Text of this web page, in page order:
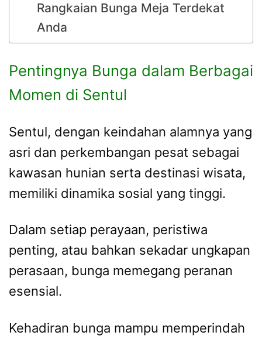
Rangkaian Bunga Meja Terdekat
Anda
Pentingnya Bunga dalam Berbagai
Momen di Sentul
Sentul, dengan keindahan alamnya yang
asri dan perkembangan pesat sebagai
kawasan hunian serta destinasi wisata,
memiliki dinamika sosial yang tinggi.
Dalam setiap perayaan, peristiwa
penting, atau bahkan sekadar ungkapan
perasaan, bunga memegang peranan
esensial.
Kehadiran bunga mampu memperindah